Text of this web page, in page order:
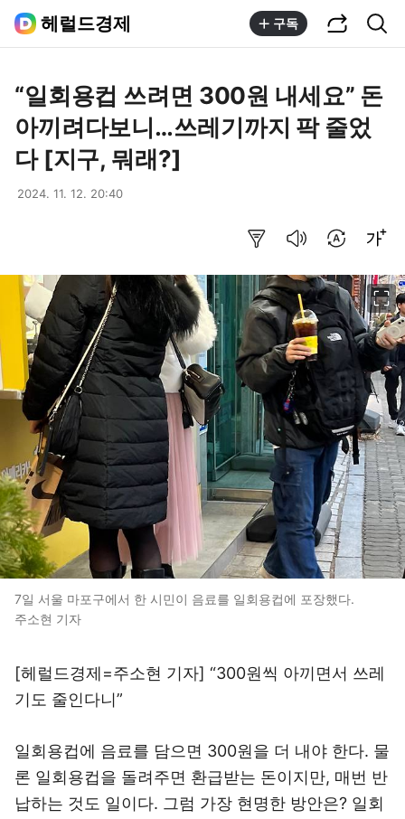
헤럴드경제 구독
“일회용컵 쓰려면 300원 내세요” 돈
아끼려다보니…쓰레기까지 팍 줄었
다 [지구, 뭐래?]
2024. 11. 12. 20:40
7일 서울 마포구에서 한 시민이 음료를 일회용컵에 포장했다.
주소현 기자
[헤럴드경제=주소현 기자] “300원씩 아끼면서 쓰레
기도 줄인다니”
일회용컵에 음료를 담으면 300원을 더 내야 한다. 물
론 일회용컵을 돌려주면 환급받는 돈이지만, 매번 반
납하는 것도 일이다. 그럼 가장 현명한 방안은? 일회